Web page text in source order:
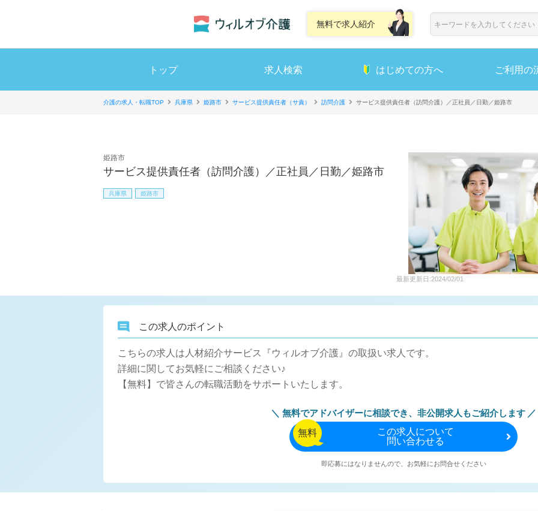
無料で求人紹介
トップ 求人検索 はじめての方へ ご利用の
介護の求人・転職TOP 兵庫県 姫路市 サービス提供責任者（サ責） 訪問介護 サービス提供責任者（訪問介護）／正社員／日勤／姫路市
サービス提供責任者（訪問介護）／正社員／日勤／姫路市
姫路市
兵庫県 姫路市
最新更新日:2024/02/01
この求人のポイント
こちらの求人は人材紹介サービス『ウィルオブ介護』の取扱い求人です。
詳細に関してお気軽にご相談ください♪
【無料】で皆さんの転職活動をサポートいたします。
無料でアドバイザーに相談でき、 非公開求人もご紹介します
無料
この求人について
問い合わせる
即応募にはなりませんので、お気軽にお問合せください